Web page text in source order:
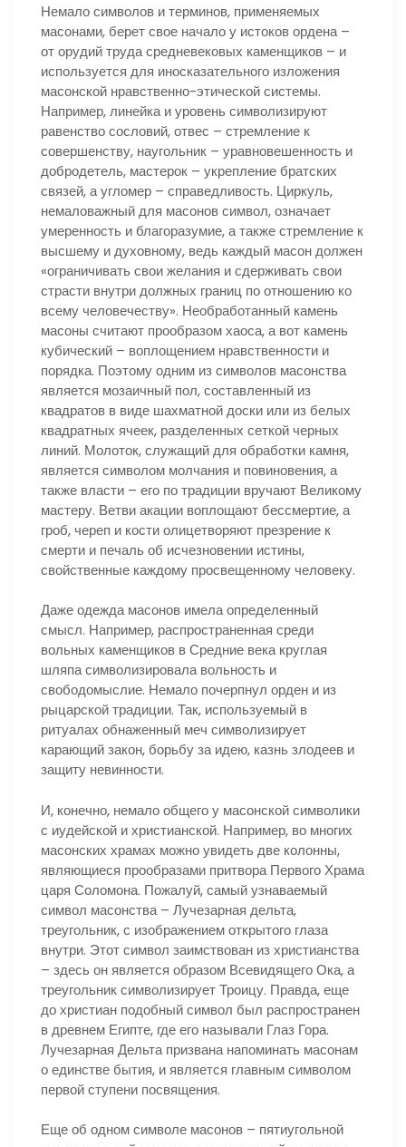
Немало символов и терминов, применяемых
масонами, берет свое начало у истоков ордена –
от орудий труда средневековых каменщиков – и
используется для иносказательного изложения
масонской нравственно-этической системы.
Например, линейка и уровень символизируют
равенство сословий, отвес – стремление к
совершенству, наугольник – уравновешенность и
добродетель, мастерок – укрепление братских
связей, а угломер – справедливость. Циркуль,
немаловажный для масонов символ, означает
умеренность и благоразумие, а также стремление к
высшему и духовному, ведь каждый масон должен
«ограничивать свои желания и сдерживать свои
страсти внутри должных границ по отношению ко
всему человечеству». Необработанный камень
масоны считают прообразом хаоса, а вот камень
кубический – воплощением нравственности и
порядка. Поэтому одним из символов масонства
является мозаичный пол, составленный из
квадратов в виде шахматной доски или из белых
квадратных ячеек, разделенных сеткой черных
линий. Молоток, служащий для обработки камня,
является символом молчания и повиновения, а
также власти – его по традиции вручают Великому
мастеру. Ветви акации воплощают бессмертие, а
гроб, череп и кости олицетворяют презрение к
смерти и печаль об исчезновении истины,
свойственные каждому просвещенному человеку.
Даже одежда масонов имела определенный
смысл. Например, распространенная среди
вольных каменщиков в Средние века круглая
шляпа символизировала вольность и
свободомыслие. Немало почерпнул орден и из
рыцарской традиции. Так, используемый в
ритуалах обнаженный меч символизирует
карающий закон, борьбу за идею, казнь злодеев и
защиту невинности.
И, конечно, немало общего у масонской символики
с иудейской и христианской. Например, во многих
масонских храмах можно увидеть две колонны,
являющиеся прообразами притвора Первого Храма
царя Соломона. Пожалуй, самый узнаваемый
символ масонства – Лучезарная дельта,
треугольник, с изображением открытого глаза
внутри. Этот символ заимствован из христианства
– здесь он является образом Всевидящего Ока, а
треугольник символизирует Троицу. Правда, еще
до христиан подобный символ был распространен
в древнем Египте, где его называли Глаз Гора.
Лучезарная Дельта призвана напоминать масонам
о единстве бытия, и является главным символом
первой ступени посвящения.
Еще об одном символе масонов – пятиугольной